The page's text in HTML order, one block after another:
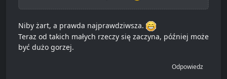
Niby żart, a prawda najprawdziwsza.
Teraz od takich małych rzeczy się zaczyna, później może
być dużo gorzej.
Odpowiedz